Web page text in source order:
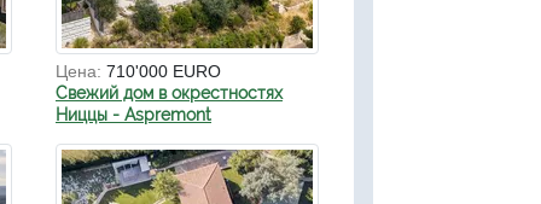
Цена: 710'000 EURO
Свежий дом в окрестностях
Ниццы - Aspremont